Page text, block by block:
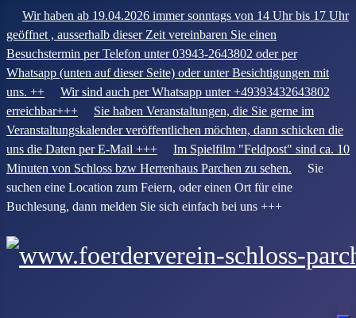
Wir haben ab 19.04.2026 immer sonntags von 14 Uhr bis 17 Uhr
geöffnet , ausserhalb dieser Zeit vereinbaren Sie einen
Besuchstermin per Telefon unter 03943-2643802 oder per
Whatsapp (unten auf dieser Seite) oder unter Besichtigungen mit
uns. ++
Wir sind auch per Whatsapp unter +49393432643802
erreichbar+++
Sie haben Veranstaltungen, die Sie gerne im
Veranstaltungskalender veröffentlichen möchten, dann schicken die
uns die Daten per E-Mail +++
Im Spielfilm "Feldpost" sind ca. 10
Minuten von Schloss bzw Herrenhaus Parchen zu sehen. Sie
suchen eine Location zum Feiern, oder einen Ort für eine
Buchlesung, dann melden Sie sich einfach bei uns +++